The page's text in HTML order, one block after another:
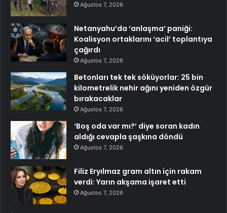
Ağustos 7, 2026
Netanyahu’da ‘anlaşma’ paniği:
Koalisyon ortaklarını ‘acil’ toplantıya
çağırdı
Ağustos 7, 2026
Betonları tek tek söküyorlar: 25 bin
kilometrelik nehir ağını yeniden özgür
bırakacaklar
Ağustos 7, 2026
‘Boş oda var mı?’ diye soran kadın
aldığı cevapla şaşkına döndü
Ağustos 7, 2026
Filiz Eryılmaz gram altın için rakam
verdi: Yarın akşama işaret etti
Ağustos 7, 2026